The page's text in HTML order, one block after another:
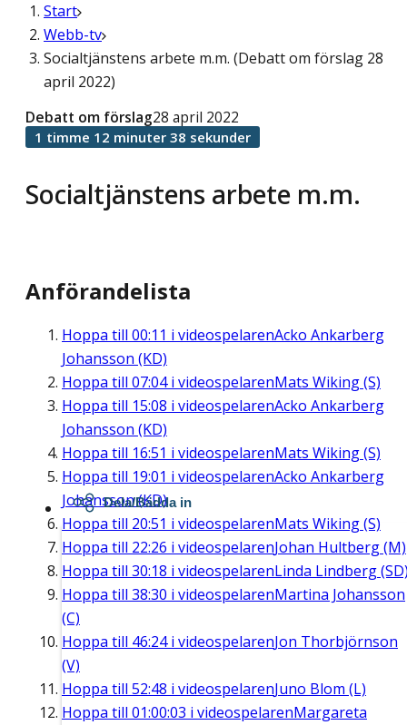
Start
Webb-tv
Socialtjänstens arbete m.m. (Debatt om förslag 28
april 2022)
Socialtjänstens arbete m.m.
Debatt om förslag28 april 2022
1 timme 12 minuter 38 sekunder
Anförandelista
Hoppa till 00:11 i videospelarenAcko Ankarberg
Johansson (KD)
Hoppa till 07:04i videospelarenMats Wiking (S)
Hoppa till 15:08 i videospelarenAcko Ankarberg
Johansson (KD)
Hoppa till 16:51 i videospelarenMats Wiking (S)
Hoppa till 19:01 i videospelarenAcko Ankarberg
Johansson (KD)
Hoppa till 20:51 i videospelarenMats Wiking (S)
Hoppa till 22:26 i videospelarenJohan Hultberg (M)
Hoppa till 30:18 i videospelarenLinda Lindberg
Hoppa till 38:30 i videospelarenMartina Johansson
(C)
Hoppa till 46:24i videospelarenJon Thorbjörnson
(V)
Hoppa till 52:48 i videospelarenJuno Blom (L)
Hoppa till 01:00:03 i videospelarenMargareta
Dela/Bädda in